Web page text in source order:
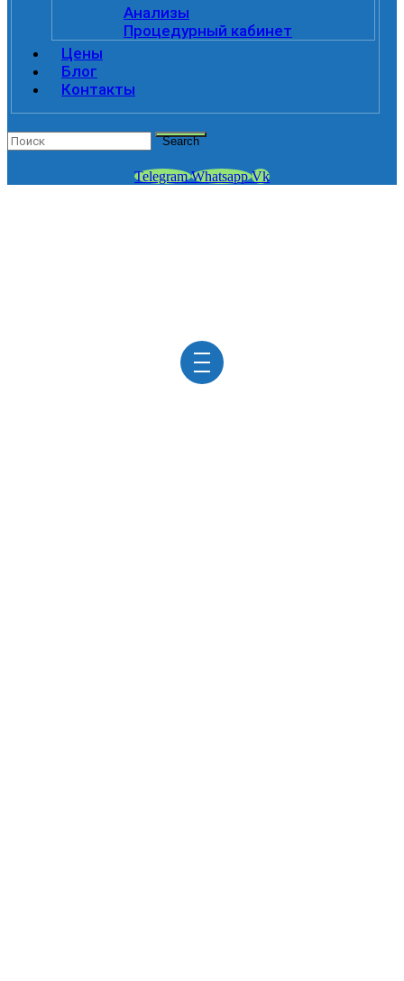
Анализы
Процедурный кабинет
Цены
Блог
Контакты
Search
Telegram Whatsapp Vk